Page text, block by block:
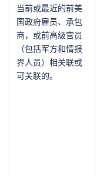
当前或最近的前美
国政府雇员、承包
商，或前高级官员
（包括军方和情报
界人员）相关联或
可关联的。